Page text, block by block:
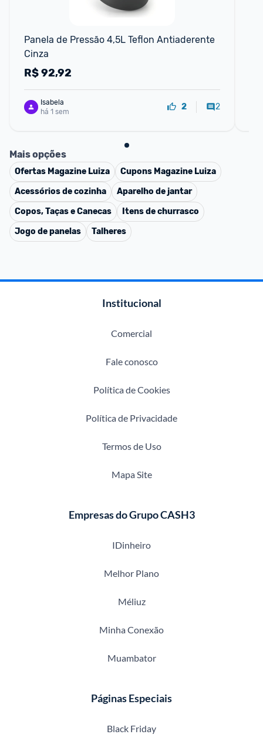
Panela de Pressão 4,5L Teflon Antiaderente
Cinza
R$92,92
Isabela
há 1 sem
2 2
Mais opções
Ofertas Magazine Luiza Cupons Magazine Luiza
Acessórios de cozinha
Aparelho de jantar
Copos, Taças e Canecas
Itens de churrasco
Jogo de panelas
Talheres
Institucional
Comercial
Fale conosco
Política de Cookies
Política de Privacidade
Termos de Uso
Mapa Site
Empresas do Grupo CASH3
IDinheiro
Melhor Plano
Méliuz
Minha Conexão
Muambator
Páginas Especiais
Black Friday